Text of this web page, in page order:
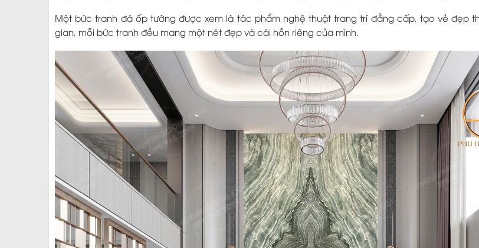
Một bức tranh đá ốp tường được xem là tác phẩm nghệ thuật trang trí đẳng cấp, tạo vẻ đẹp
gian, mỗi bức tranh đều mang một nét đẹp và cái hồn riêng của mình.